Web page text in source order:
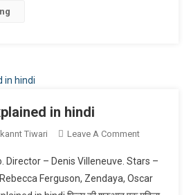
in hindi
Tiwari Leave A CommentOn
(2021)
Explained
Director – Denis Villeneuve. Stars –
Ferguson, Zendaya, Oscar